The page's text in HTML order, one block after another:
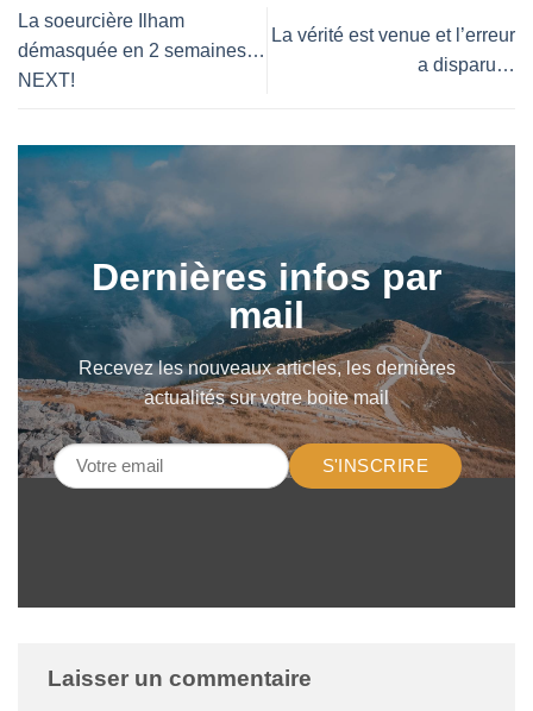
La soeurcière Ilham
démasquée en 2 semaines…
NEXT!
La vérité est venue et l’erreur
a disparu…
Dernières infos par
mail
Recevez les nouveaux articles, les dernières
actualités sur votre boite mail
S'INSCRIRE
Laisser un commentaire